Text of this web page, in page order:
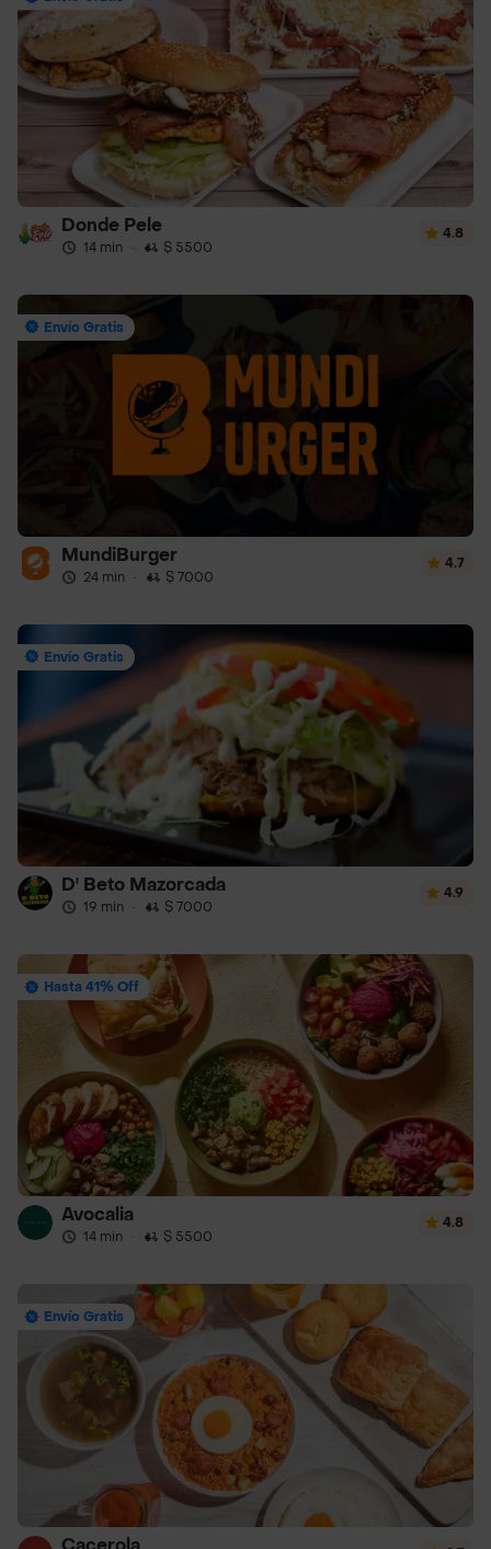
Donde Pele
14 min · $ 5500
4.8
Envío Gratis
MundiBurger
24 min · $ 7000
4.7
Envío Gratis
D' Beto Mazorcada
19 min · $ 7000
4.9
Hasta 41% Off
Avocalia
14 min · $ 5500
4.8
Envío Gratis